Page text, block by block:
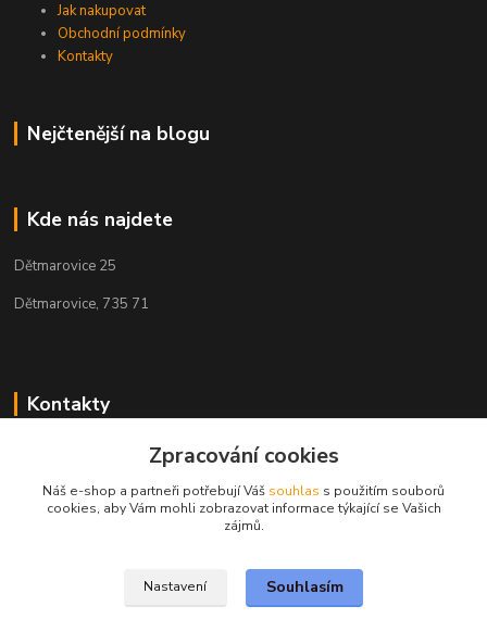
Jak nakupovat
Obchodní podmínky
Kontakty
Nejčtenější na blogu
Kde nás najdete
Dětmarovice 25
Dětmarovice, 735 71
Kontakty
+420 731 444 327
obchod@volak.net
Zpracování cookies
Náš e-shop a partneři potřebují Váš souhlas s použitím souborů
cookies, aby Vám mohli zobrazovat informace týkající se Vašich
zájmů.
Nastavení Souhlasím